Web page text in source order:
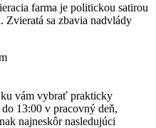
farma je politickou satirou
Zvieratá sa zbavia nadvlády
ku vám vybrať prakticky
13:00 v pracovný deň,
najneskôr nasledujúci